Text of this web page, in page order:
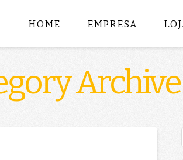
HOME EMPRESA
Archive